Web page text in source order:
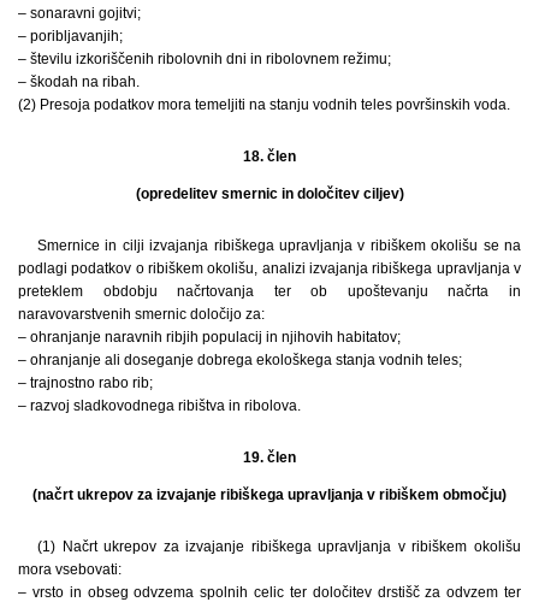
– sonaravni gojitvi;
– poribljavanjih;
– številu izkoriščenih ribolovnih dni in ribolovnem režimu;
– škodah na ribah.
(2) Presoja podatkov mora temeljiti na stanju vodnih teles površinskih voda.
18. člen
(opredelitev smernic in določitev ciljev)
Smernice in cilji izvajanja ribiškega upravljanja v ribiškem okolišu se na
podlagi podatkov o ribiškem okolišu, analizi izvajanja ribiškega upravljanja v
preteklem obdobju načrtovanja ter ob upoštevanju načrta in
naravovarstvenih smernic določijo za:
– ohranjanje naravnih ribjih populacij in njihovih habitatov;
– ohranjanje ali doseganje dobrega ekološkega stanja vodnih teles;
– trajnostno rabo rib;
– razvoj sladkovodnega ribištva in ribolova.
19. člen
(načrt ukrepov za izvajanje ribiškega upravljanja v ribiškem območju)
(1) Načrt ukrepov za izvajanje ribiškega upravljanja v ribiškem okolišu
mora vsebovati:
– vrsto in obseg odvzema spolnih celic ter določitev drstišč za odvzem ter